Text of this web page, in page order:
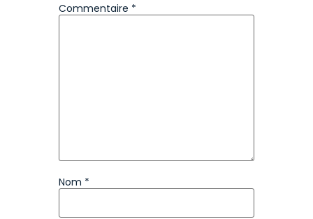
Commentaire *
Nom *